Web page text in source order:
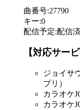
曲番号:27790
キー:0
配信予定:配信
【対応サービ
ジョイサ
プリ）
カラオケ
カラオケ